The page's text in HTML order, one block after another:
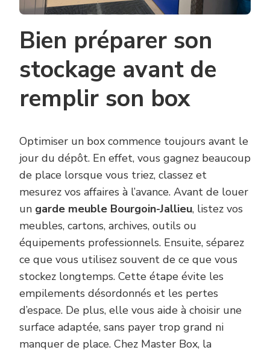
Bien préparer son
stockage avant de
remplir son box
Optimiser un box commence toujours avant le
jour du dépôt. En effet, vous gagnez beaucoup
de place lorsque vous triez, classez et
mesurez vos affaires à l’avance. Avant de louer
un garde meuble Bourgoin-Jallieu, listez vos
meubles, cartons, archives, outils ou
équipements professionnels. Ensuite, séparez
ce que vous utilisez souvent de ce que vous
stockez longtemps. Cette étape évite les
empilements désordonnés et les pertes
d’espace. De plus, elle vous aide à choisir une
surface adaptée, sans payer trop grand ni
manquer de place. Chez Master Box, la